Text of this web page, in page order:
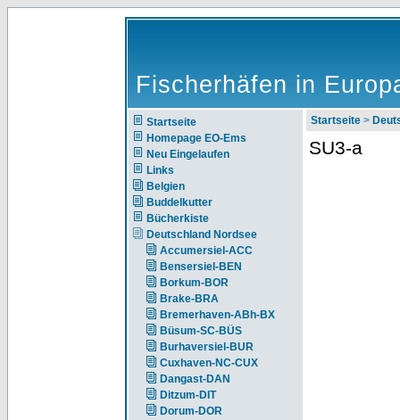
Fischerhäfen in
Startseite
Homepage EO-Ems
Neu Eingelaufen
Links
Belgien
Buddelkutter
Bücherkiste
Deutschland Nordsee
Accumersiel-ACC
Bensersiel-BEN
Borkum-BOR
Brake-BRA
Bremerhaven-ABh-BX
Büsum-SC-BÜS
Burhaversiel-BUR
Cuxhaven-NC-CUX
Dangast-DAN
Ditzum-DIT
Dorum-DOR
Startseite >
SU3-a